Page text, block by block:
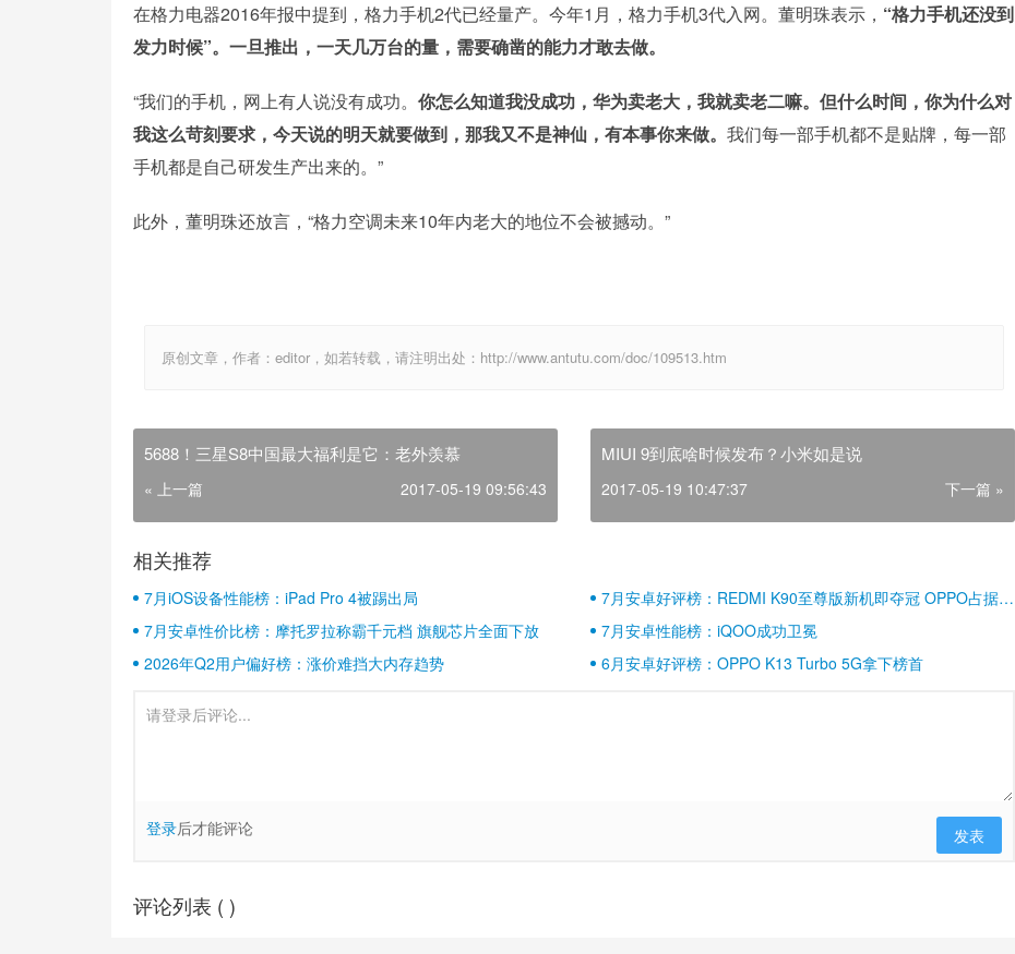
在格力电器2016年报中提到，格力手机2代已经量产。今年1月，格力手机3代入网。董明珠表示， “格力手机还没到
发力时候”。一旦推出，一天几万台的量，需要确凿的能力才敢去做。
“我们的手机，网上有人说没有成功。 你怎么知道我没成功，华为卖老大，我就卖老二嘛。但什么时间，你为什么对
我这么苛刻要求，今天说的明天就要做到，那我又不是神仙，有本事你来做。 我们每一部手机都不是贴牌，每一部
手机都是自己研发生产出来的。”
此外，董明珠还放言，“格力空调未来10年内老大的地位不会被撼动。”
原创文章，作者：editor，如若转载，请注明出处：http://www.antutu.com/doc/109513.htm
5688！三星S8中国最大福利是它：老外羡慕
« 上一篇 2017-05-19 09:56:43
MIUI 9到底啥时候发布？小米如是说
2017-05-19 10:47:37 下一篇 »
相关推荐
7月iOS设备性能榜：iPad Pro 4被踢出局
7月安卓好评榜：REDMI K90至尊版新机即夺冠 OPPO占据半
壁江山
7月安卓性价比榜：摩托罗拉称霸千元档 旗舰芯片全面下放
7月安卓性能榜：iQOO成功卫冕
2026年Q2用户偏好榜：涨价难挡大内存趋势
6月安卓好评榜：OPPO K13 Turbo 5G拿下榜首
登录后才能评论 发表
评论列表 ( )